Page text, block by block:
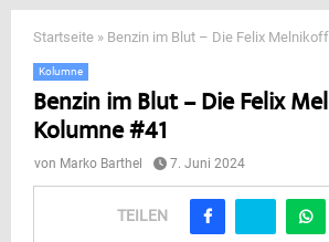
MENU
Startseite » Benzin im Blut – Die Felix
Kolumne
Benzin im Blut – Die Felix
Kolumne #41
von Marko Barthel 7. Juni 2024
TEILEN